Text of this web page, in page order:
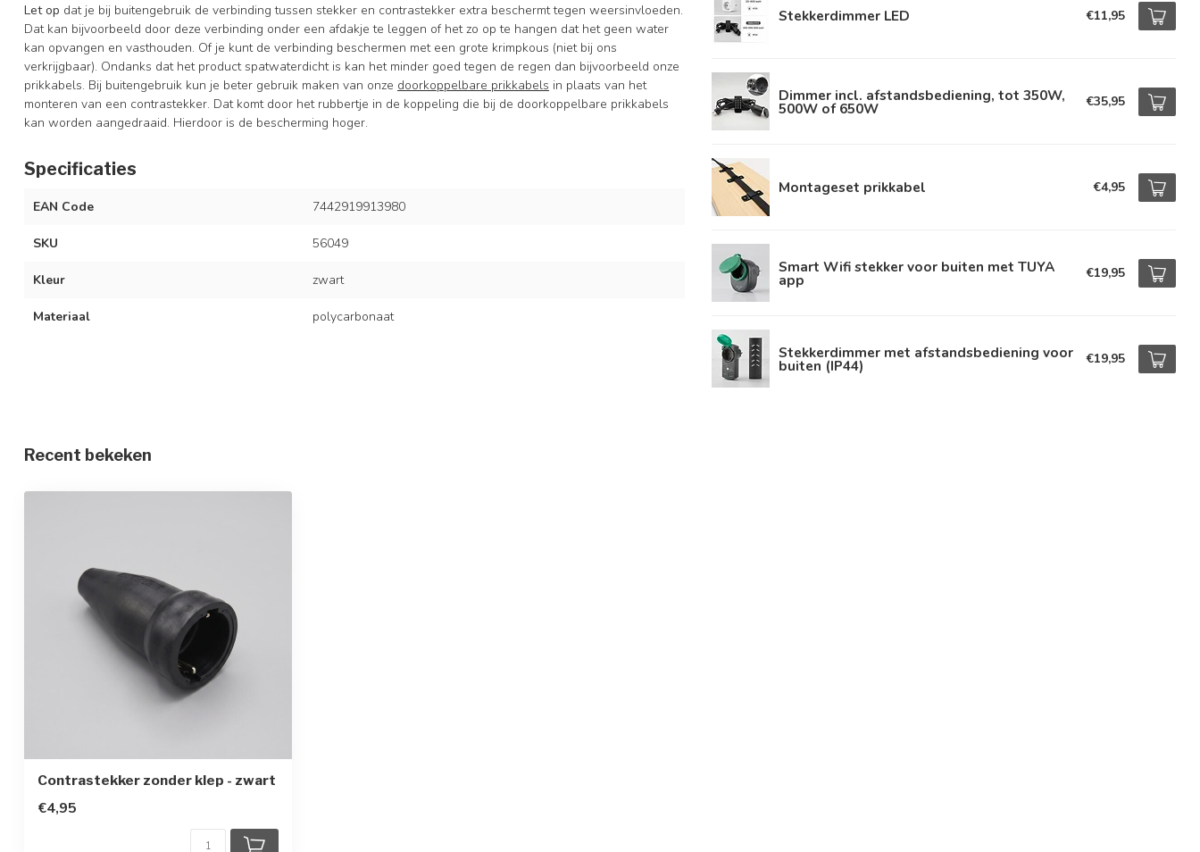
Let op dat je bij buitengebruik de verbinding tussen stekker en contrastekker extra beschermt tegen weersinvloeden.
Dat kan bijvoorbeeld door deze verbinding onder een afdakje te leggen of het zo op te hangen dat het geen water
kan opvangen en vasthouden. Of je kunt de verbinding beschermen met een grote krimpkous (niet bij ons
verkrijgbaar). Ondanks dat het product spatwaterdicht is kan het minder goed tegen de regen dan bijvoorbeeld onze
prikkabels. Bij buitengebruik kun je beter gebruik maken van onze doorkoppelbare prikkabels in plaats van het
monteren van een contrastekker. Dat komt door het rubbertje in de koppeling die bij de doorkoppelbare prikkabels
kan worden aangedraaid. Hierdoor is de bescherming hoger.
Specificaties
EAN Code 7442919913980
SKU 56049
Kleur zwart
Materiaal polycarbonaat
Stekkerdimmer LED €11,95
Dimmer incl. afstandsbediening, tot 350W,
500W of 650W €35,95
Montageset prikkabel €4,95
Smart Wifi stekker voor buiten met TUYA
app €19,95
Stekkerdimmer met afstandsbediening voor
buiten (IP44) €19,95
Recent bekeken
Contrastekker zonder klep - zwart
€4,95